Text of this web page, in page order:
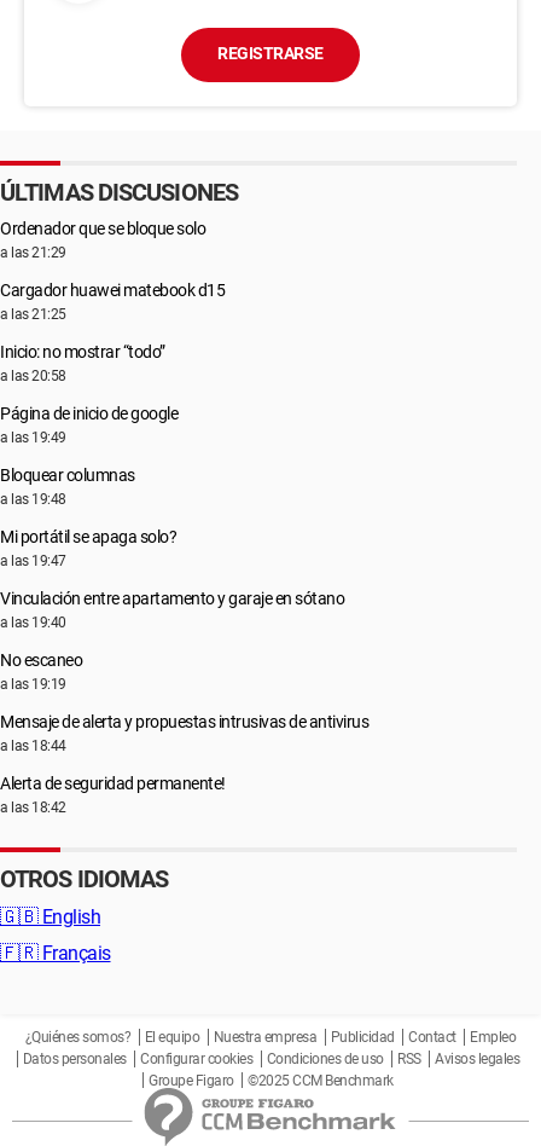
REGISTRARSE
ÚLTIMAS DISCUSIONES
Ordenador que se bloque solo
a las 21:29
Cargador huawei matebook d15
a las 21:25
Inicio: no mostrar “todo”
a las 20:58
Página de inicio de google
a las 19:49
Bloquear columnas
a las 19:48
Mi portátil se apaga solo?
a las 19:47
Vinculación entre apartamento y garaje en sótano
a las 19:40
No escaneo
a las 19:19
Mensaje de alerta y propuestas intrusivas de antivirus
a las 18:44
Alerta de seguridad permanente!
a las 18:42
OTROS IDIOMAS
🇬🇧 English
🇫🇷 Français
¿Quiénes somos? El equipo Nuestra empresa Publicidad Contact
Empleo
Datos personales
Configurar cookies Condiciones de uso RSS
Avisos legales
Groupe Figaro
©2025 CCM Benchmark